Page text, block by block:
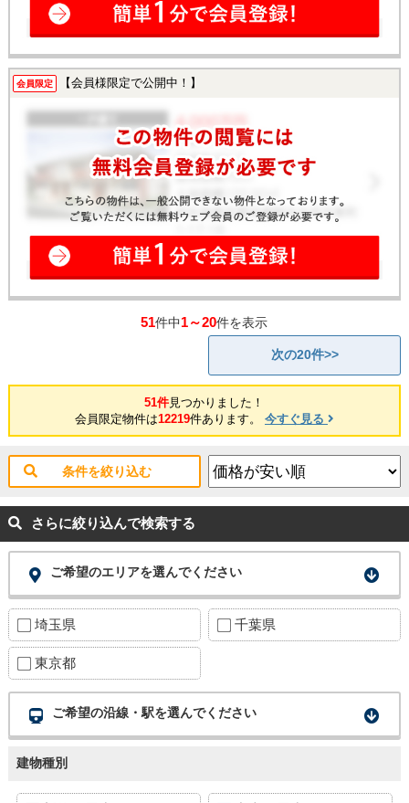
会員限定 【会員様限定で公開中！】
51件中1～20件を表示
次の20件>>
51件見つかりました！
会員限定物件は12219件あります。 今すぐ見る
条件を絞り込む
さらに絞り込んで検索する
ご希望のエリアを選んでください
埼玉県 千葉県
東京都
ご希望の沿線・駅を選んでください
建物種別